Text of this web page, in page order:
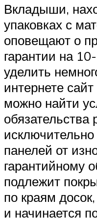
Вкладыши,
упаковках с
оповещают о
гарантии на
уделить
интернете
можно найти
обязательства
панелей от
гарантийному
подлежит
по краям
и начинается